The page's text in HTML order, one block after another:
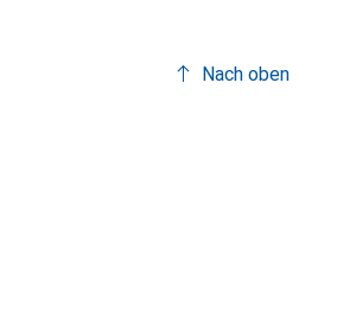
Nach oben